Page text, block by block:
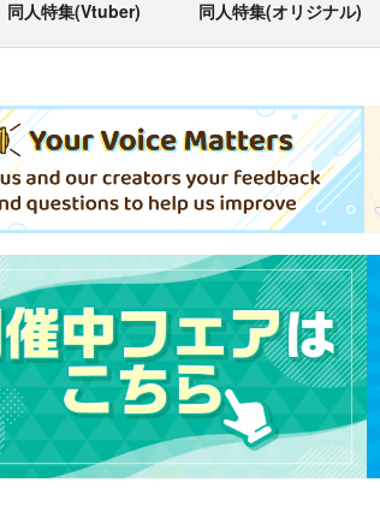
同人特集(Vtuber) 同人特集(オリジナル)